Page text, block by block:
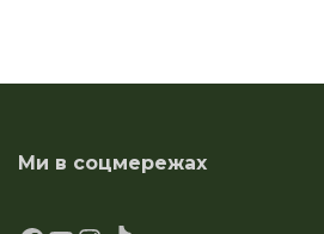
Ми в соцмережах